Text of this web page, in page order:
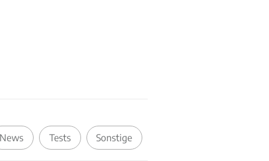
News Tests Sonstige